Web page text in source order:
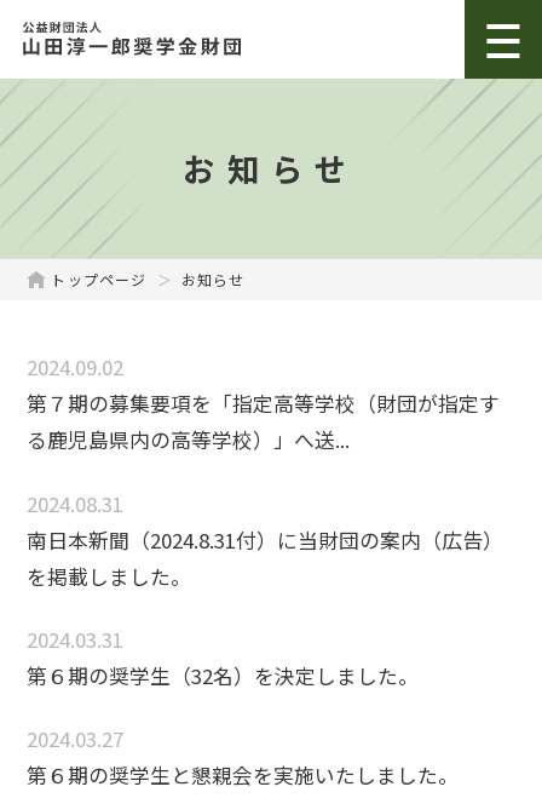
お知らせ
トップページ お知らせ
2024.09.02
第７期の募集要項を「指定高等学校（財団が指定す
る鹿児島県内の高等学校）」へ送...
2024.08.31
南日本新聞（2024.8.31付）に当財団の案内（広告）
を掲載しました。
2024.03.31
第６期の奨学生（32名）を決定しました。
2024.03.27
第６期の奨学生と懇親会を実施いたしました。